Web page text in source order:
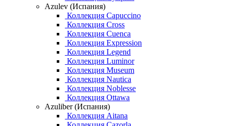
Azulev (Испания)
Коллекция Capuccino
Коллекция Cross
Коллекция Cuenca
Коллекция Expression
Коллекция Legend
Коллекция Luminor
Коллекция Museum
Коллекция Nautica
Коллекция Noblesse
Коллекция Ottawa
Azuliber (Испания)
Коллекция Aitana